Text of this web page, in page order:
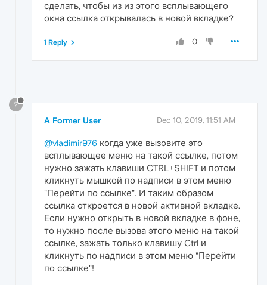
сделать, чтобы из из этого всплывающего
окна ссылка открывалась в новой вкладке?
0
1 Reply
?
A Former User Dec 10, 2019, 11:51 AM
@vladimir976 когда уже вызовите это
всплывающее меню на такой ссылке, потом
нужно зажать клавиши CTRL+SHIFT и потом
кликнуть мышкой по надписи в этом меню
"Перейти по ссылке". И таким образом
ссылка откроется в новой активной вкладке.
Если нужно открыть в новой вкладке в фоне,
то нужно после вызова этого меню на такой
ссылке, зажать только клавишу Ctrl и
кликнуть по надписи в этом меню "Перейти
по ссылке"!